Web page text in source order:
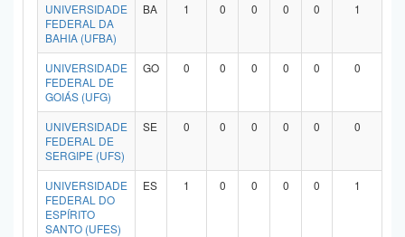
UNIVERSIDADE
FEDERAL DA
BAHIA (UFBA)
BA 1 0 0 0 0 1
UNIVERSIDADE
FEDERAL DE
GOIÁS (UFG)
GO 0 0 0 0 0 0
UNIVERSIDADE
FEDERAL DE
SERGIPE (UFS)
SE 0 0 0 0 0 0
UNIVERSIDADE
FEDERAL DO
ESPÍRITO
SANTO (UFES)
ES 1 0 0 0 0 1